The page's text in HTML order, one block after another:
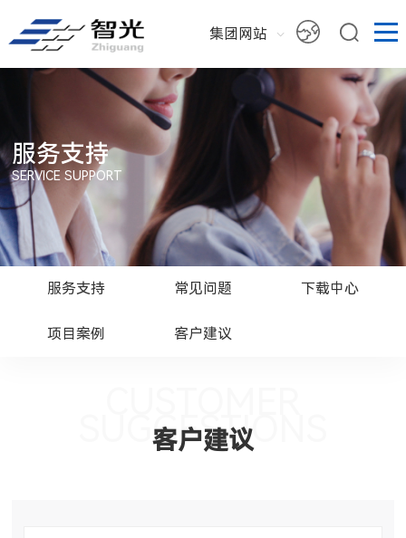
集团网站
服务支持
SERVICE SUPPORT
服务支持 常见问题 下载中心
项目案例 客户建议
SUGGESTIONS
客户建议